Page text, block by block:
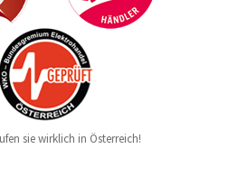
sie wirklich in Österreich!